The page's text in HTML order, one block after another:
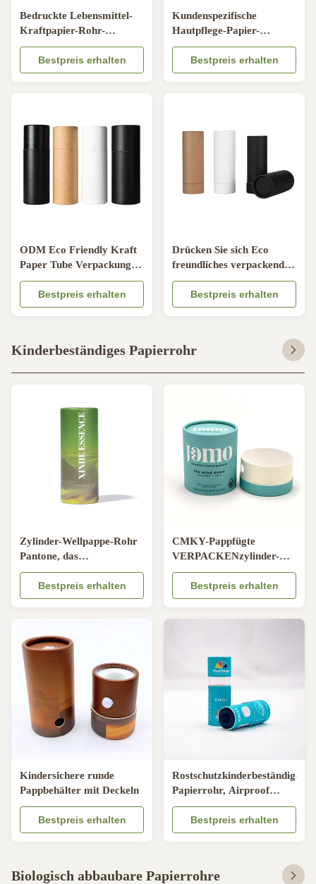
Bedruckte Lebensmittel-
Kraftpapier-Rohr-
Rundzylinder-Tee-
Plätzchen-Süßigkeits-
Verpackung
Bestpreis erhalten
Kundenspezifische
Hautpflege-Papier-
Röhrenverpackungs-
kosmetische Parfüm-
Kraftpapier-Rohre Eco
Bestpreis erhalten
ODM Eco Friendly Kraft
Paper Tube Verpackung
für Multifunktionszylinder
für ätherische Öle
Bestpreis erhalten
Drücken Sie sich Eco
freundliches verpackendes
Kraftpapier hoch,
bedecken Sie biologisch
abbaubare Chapstick-
Bestpreis erhalten
Kinderbeständiges Papierrohr
Zylinder-Wellpappe-Rohr
Pantone, das
kindersicheren Matte
Lamination druckt
Bestpreis erhalten
CMKY-Pappfügte
VERPACKENzylinder-
kindersichere
Prägungsblase ein
Bestpreis erhalten
Kindersichere runde
Pappbehälter mit Deckeln
Bestpreis erhalten
Rostschutzkinderbeständiges
Papierrohr, Airproof
wiederverwendbares
Papprollenverpacken
Bestpreis erhalten
Biologisch abbaubare Papierrohre